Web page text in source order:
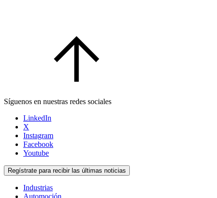
Síguenos en nuestras redes sociales
LinkedIn
X
Instagram
Facebook
Youtube
Regístrate para recibir las últimas noticias
Industrias
Automoción